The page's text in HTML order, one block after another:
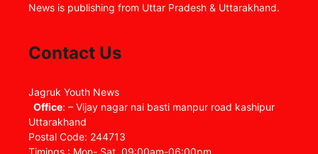
News is publishing from Uttar Pradesh & Uttarakhand.
Contact Us
Jagruk Youth News
Office: – Vijay nagar nai basti manpur road kashipur
Uttarakhand
Postal Code: 244713
Timings : Mon- Sat, 09:00am-06:00pm